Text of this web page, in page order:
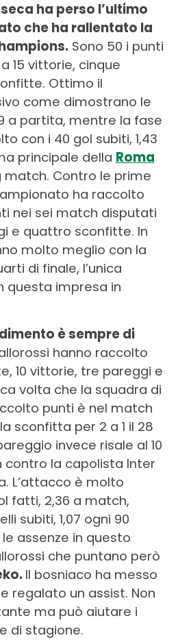
ha perso l’ultimo
che ha rallentato la
Sono 50 i punti
15 vittorie, cinque
Ottimo il
come dimostrano le
a partita, mentre la fase
con i 40 gol subiti, 1,43
principale della Roma
match. Contro le prime
ha raccolto
nei sei match disputati
e quattro sconfitte. In
molto meglio con la
di finale, l’unica
questa impresa in
è sempre di
hanno raccolto
10 vittorie, tre pareggi e
volta che la squadra di
punti è nel match
sconfitta per 2 a 1 il 28
invece risale al 10
contro la capolista Inter
L’attacco è molto
fatti, 2,36 a match,
subiti, 1,07 ogni 90
assenze in questo
che puntano però
Il bosniaco ha messo
regalato un assist. Non
ma può aiutare i
di stagione.